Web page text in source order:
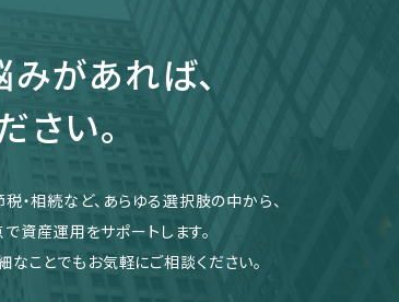
があれば、
さい。
・相続など、あらゆる選択肢の中から、
資産運用をサポートします。
ことでもお気軽にご相談ください。